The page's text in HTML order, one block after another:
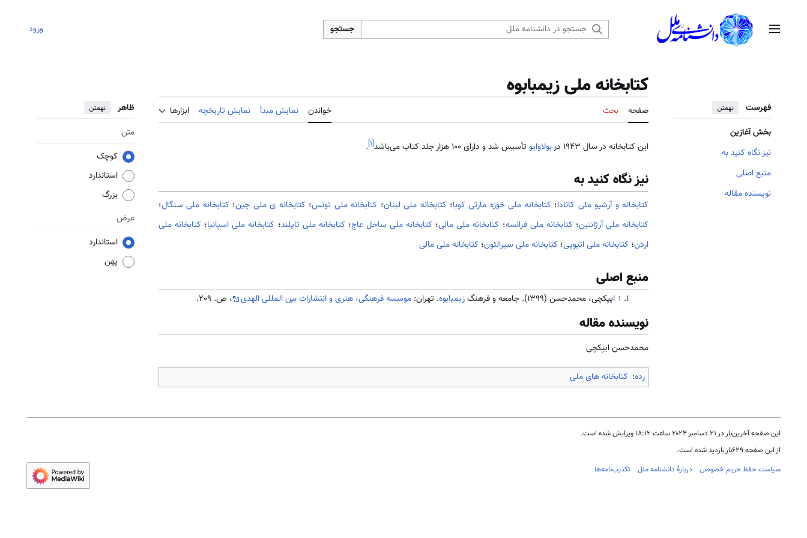
منوی اصلی جستجو ورود
فهرست نهفتن
بخش آغازین
نیز نگاه کنید به
منبع اصلی
نویسنده مقاله
کتابخانه ملی زیمبابوه
صفحه بحث خواندن نمایش مبدأ نمایش تاریخچه ابزارها ظاهر نهفتن
متن
کوچک
استاندارد
بزرگ
عرض
استاندارد
پهن
این کتابخانه در سال 1943 در بولاوایو تأسیس شد و دارای 100 هزار جلد کتاب می‌باشد [۱]
.
نیز نگاه کنید به
کتابخانه و آرشیو ملی کانادا؛ کتابخانه ملی خوزه مارتی کوبا؛ كتابخانه ملی لبنان؛ کتابخانه ملی تونس؛ کتابخانه ی ملی چین؛ کتابخانه ملی سنگال؛
کتابخانه ملی آرژانتین؛ کتابخانه ملی فرانسه؛ کتابخانه ملی مالی؛ کتابخانه ملی ساحل عاج؛ کتابخانه ملی تایلند؛ کتابخانه ملی اسپانیا؛ کتابخانه ملی
اردن؛ کتابخانه ملی اتیوپی؛ کتابخانه ملی سیرالئون؛ کتابخانه ملی مالی
منبع اصلی
↑ ایپکچی، محمدحسن (1399). جامعه و فرهنگ زیمبابوه. تهران: موسسه فرهنگی، هنری و انتشارات بین المللی الهدی ، ص. 209.
نویسنده مقاله
محمدحسن ایپکچی
رده: کتابخانه های ملی
این صفحه آخرین‌بار در ‏۲۱ دسامبر ۲۰۲۴ ساعت ‏۱۸:۱۲ ویرایش شده است.
از این صفحه ۶۲۹بار بازدید شده است.
سیاست حفظ حریم خصوصی
دربارهٔ دانشنامه ملل تکذیب‌نامه‌ها